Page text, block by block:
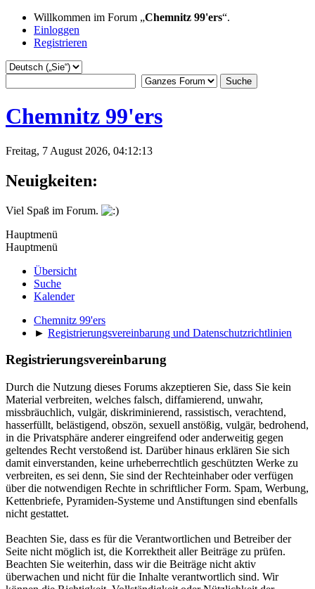
Willkommen im Forum „Chemnitz 99'ers“.
Einloggen
Registrieren
Chemnitz 99'ers
Freitag, 7 August 2026, 04:12:13
Neuigkeiten:
Viel Spaß im Forum.
Hauptmenü
Hauptmenü
Übersicht
Suche
Kalender
Chemnitz 99'ers
► Registrierungsvereinbarung und Datenschutzrichtlinien
Registrierungsvereinbarung
Durch die Nutzung dieses Forums akzeptieren Sie, dass Sie kein
Material verbreiten, welches falsch, diffamierend, unwahr,
missbräuchlich, vulgär, diskriminierend, rassistisch, verachtend,
hasserfüllt, belästigend, obszön, sexuell anstößig, vulgär, bedrohend,
in die Privatsphäre anderer eingreifend oder anderweitig gegen
geltendes Recht verstoßend ist. Darüber hinaus erklären Sie sich
damit einverstanden, keine urheberrechtlich geschützten Werke zu
verbreiten, es sei denn, Sie sind der Rechteinhaber oder verfügen
über die notwendigen Rechte in schriftlicher Form. Spam, Werbung,
Kettenbriefe, Pyramiden-Systeme und Anstiftungen sind ebenfalls
nicht gestattet.
Beachten Sie, dass es für die Verantwortlichen und Betreiber der
Seite nicht möglich ist, die Korrektheit aller Beiträge zu prüfen.
Beachten Sie weiterhin, dass wir die Beiträge nicht aktiv
überwachen und nicht für die Inhalte verantwortlich sind. Wir